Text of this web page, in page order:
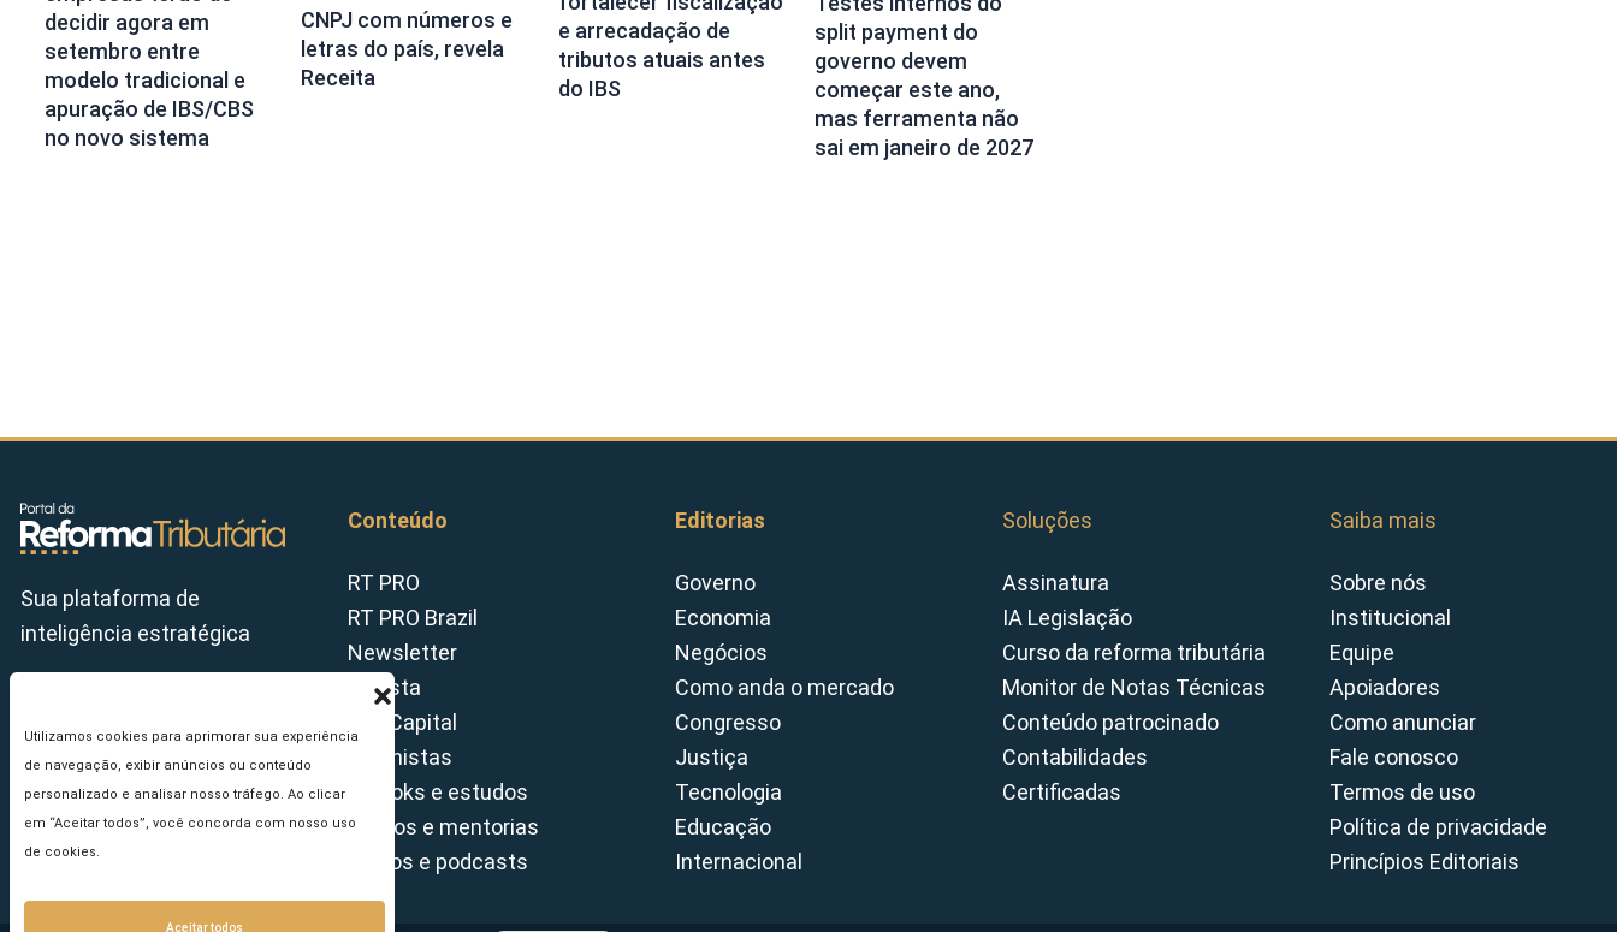
Utilizamos cookies para aprimorar sua experiência
de navegação, exibir anúncios ou conteúdo
personalizado e analisar nosso tráfego. Ao clicar
em “Aceitar todos”, você concorda com nosso uso
de cookies.
Aceitar todos
decidir agora em
setembro entre
modelo tradicional e
apuração de IBS/CBS
no novo sistema
CNPJ com números e
letras do país, revela
Receita
e arrecadação de
tributos atuais antes
do IBS
split payment do
governo devem
começar este ano,
mas ferramenta não
sai em janeiro de 2027
Sua plataforma de
inteligência estratégica
Conteúdo
RT PRO
RT PRO Brazil
Newsletter
Revista
Tax Capital
Colunistas
E-books e estudos
Cursos e mentorias
Vídeos e podcasts
Editorias
Governo
Economia
Negócios
Como anda o mercado
Congresso
Justiça
Tecnologia
Educação
Internacional
Soluções
Assinatura
IA Legislação
Curso da reforma tributária
Monitor de Notas Técnicas
Conteúdo patrocinado
Contabilidades
Certificadas
Saiba mais
Sobre nós
Institucional
Equipe
Apoiadores
Como anunciar
Fale conosco
Termos de uso
Política de privacidade
Princípios Editoriais